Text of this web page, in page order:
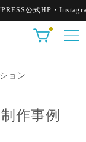
公式HP・Instagram
ョン
作事例